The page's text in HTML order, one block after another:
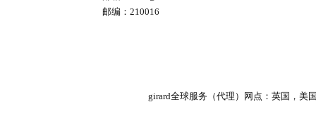
邮编：210016
girard全球服务（代理）网点：英国，美